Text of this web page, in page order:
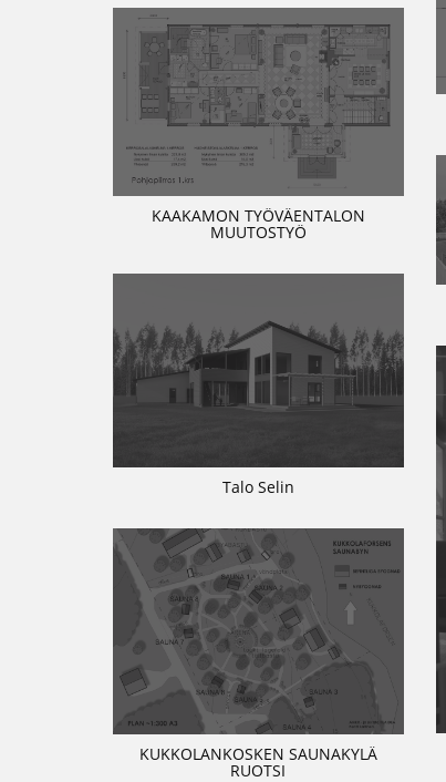
KAAKAMON TYÖVÄENTALON
MUUTOSTYÖ
Talo Selin
KUKKOLANKOSKEN SAUNAKYLÄ
RUOTSI